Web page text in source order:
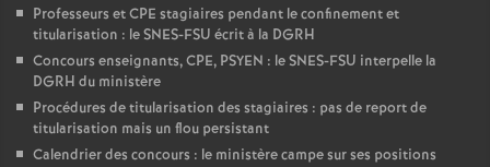
Professeurs et CPE stagiaires pendant le confinement et
titularisation : le SNES-FSU écrit à la DGRH
Concours enseignants, CPE, PSYEN : le SNES-FSU interpelle la
DGRH du ministère
Procédures de titularisation des stagiaires : pas de report de
titularisation mais un flou persistant
Calendrier des concours : le ministère campe sur ses positions